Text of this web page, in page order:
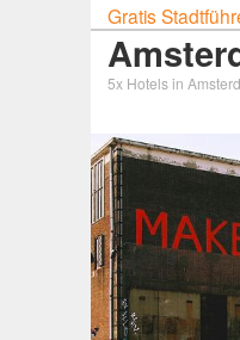
Gratis
5x Hotels in